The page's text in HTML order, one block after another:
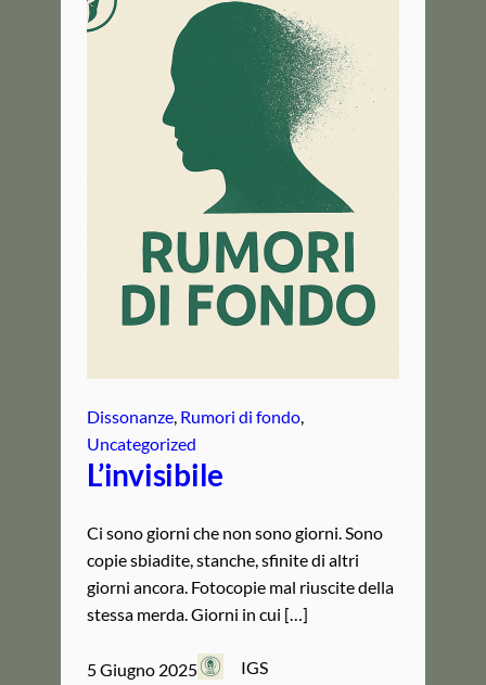
Dissonanze, Rumori di fondo
Uncategorized
L’invisibile
Ci sono giorni che non sono giorni. Sono
copie sbiadite, stanche, sfinite di altri
giorni ancora. Fotocopie mal riuscite della
stessa merda. Giorni in cui […]
5 Giugno 2025 IGS